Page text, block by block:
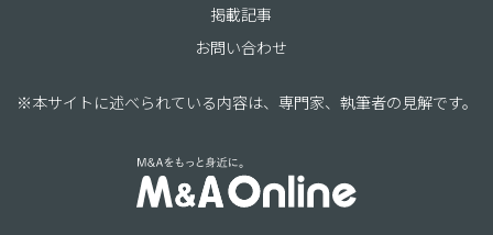
掲載記事
お問い合わせ
※本サイトに述べられている内容は、専門家、執筆者の見解です。